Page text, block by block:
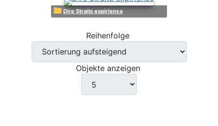
Dire Straits expirience
Reihenfolge
Objekte anzeigen